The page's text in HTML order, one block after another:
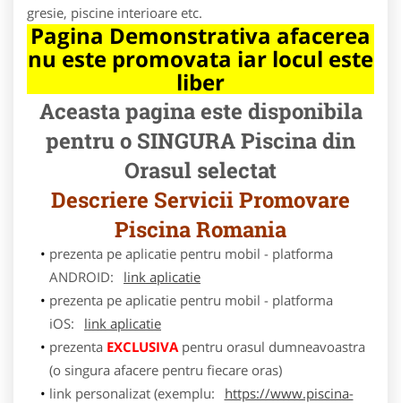
gresie, piscine interioare etc.
Pagina Demonstrativa afacerea
nu este promovata iar locul este
liber
Aceasta pagina este disponibila
pentru o SINGURA Piscina din
Orasul selectat
Descriere Servicii Promovare
Piscina Romania
prezenta pe aplicatie pentru mobil - platforma
ANDROID:
link aplicatie
prezenta pe aplicatie pentru mobil - platforma
iOS:
link aplicatie
prezenta EXCLUSIVApentru orasul dumneavoastra
(o singura afacere pentru fiecare oras)
link personalizat (exemplu:
https://www.piscina-